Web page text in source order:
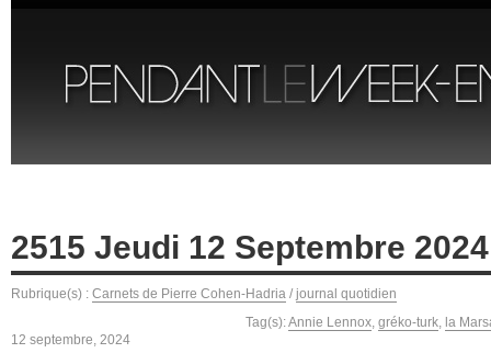
2515 Jeudi 12 Septembre 2024
Rubrique(s) : Carnets de Pierre Cohen-Hadria / journal quotidien
Tag(s):Annie Lennox, gréko-turk, la
12 septembre, 2024